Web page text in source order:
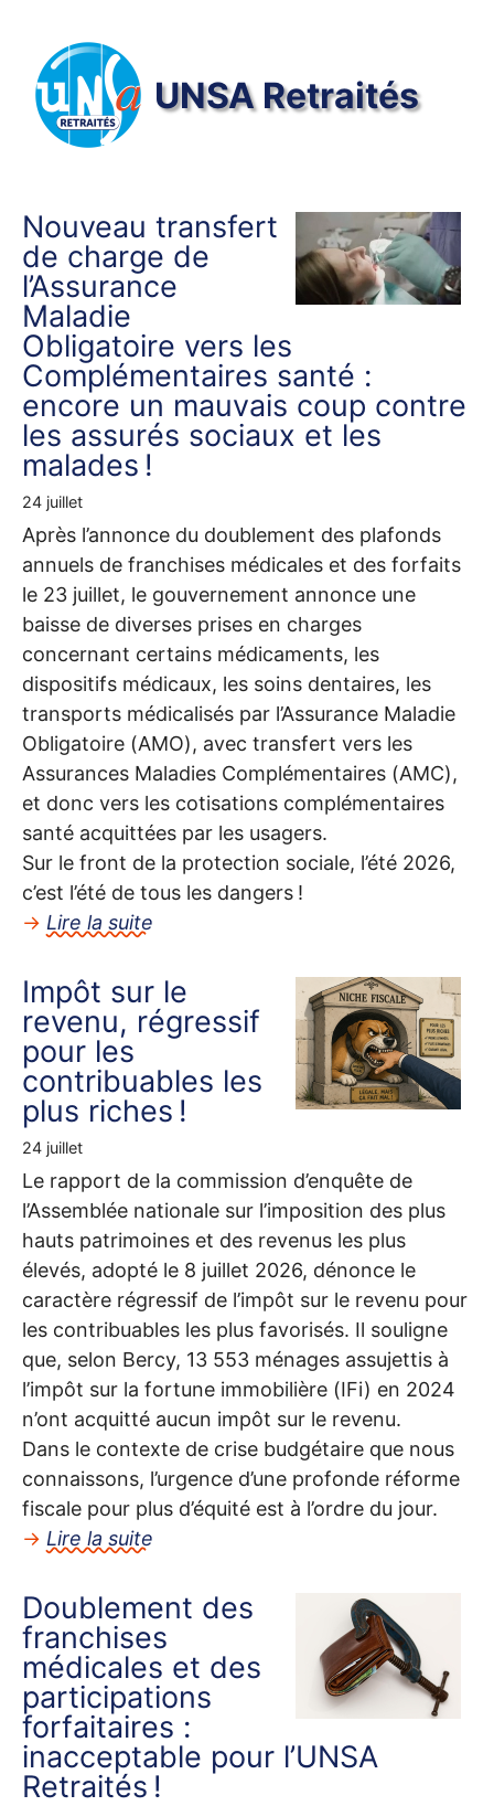
UNSARetraités
Articles les plus récents
Nouveau transfert
de charge de
l’Assurance
Maladie
Obligatoire vers les
Complémentaires santé :
encore un mauvais coup contre
les assurés sociaux et les
malades !
24 juillet
Après l’annonce du doublement des plafonds
annuels de franchises médicales et des forfaits
le 23 juillet, le gouvernement annonce une
baisse de diverses prises en charges
concernant certains médicaments, les
dispositifs médicaux, les soins dentaires, les
transports médicalisés par l’Assurance Maladie
Obligatoire (AMO), avec transfert vers les
Assurances Maladies Complémentaires (AMC),
et donc vers les cotisations complémentaires
santé acquittées par les usagers.
Sur le front de la protection sociale, l’été 2026,
c’est l’été de tous les dangers !
→ Lire la suite
Impôt sur le
revenu, régressif
pour les
contribuables les
plus riches !
24 juillet
Le rapport de la commission d’enquête de
l’Assemblée nationale sur l’imposition des plus
hauts patrimoines et des revenus les plus
élevés, adopté le 8 juillet 2026, dénonce le
caractère régressif de l’impôt sur le revenu pour
les contribuables les plus favorisés. Il souligne
que, selon Bercy, 13 553 ménages assujettis à
l’impôt sur la fortune immobilière (IFi) en 2024
n’ont acquitté aucun impôt sur le revenu.
Dans le contexte de crise budgétaire que nous
connaissons, l’urgence d’une profonde réforme
fiscale pour plus d’équité est à l’ordre du jour.
→ Lire la suite
Doublement des
franchises
médicales et des
participations
forfaitaires :
inacceptable pour l’UNSA
Retraités !